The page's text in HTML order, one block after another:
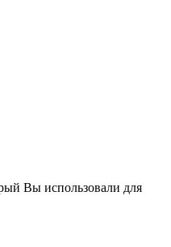
Вы использовали для